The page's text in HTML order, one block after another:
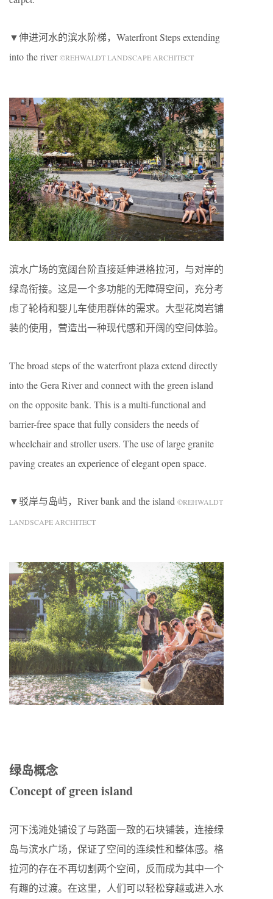
▼伸进河水的滨水阶梯，Waterfront Steps extending
into the river©REHWALDT LANDSCAPE ARCHITECT
滨水广场的宽阔台阶直接延伸进格拉河，与对岸的
绿岛衔接。这是一个多功能的无障碍空间，充分考
虑了轮椅和婴儿车使用群体的需求。大型花岗岩铺
装的使用，营造出一种现代感和开阔的空间体验。
The broad steps of the waterfront plaza extend directly
into the Gera River and connect with the green island
on the opposite bank. This is a multi-functional and
barrier-free space that fully considers the needs of
wheelchair and stroller users. The use of large granite
paving creates an experience of elegant open space.
▼驳岸与岛屿，River bank and the island ©REHWALDT
LANDSCAPE ARCHITECT
绿岛概念
Concept of green island
河下浅滩处铺设了与路面一致的石块铺装，连接绿
岛与滨水广场，保证了空间的连续性和整体感。格
拉河的存在不再切割两个空间，反而成为其中一个
有趣的过渡。在这里，人们可以轻松穿越或进入水